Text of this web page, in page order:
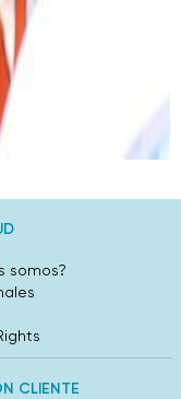
somos?
CLIENTE